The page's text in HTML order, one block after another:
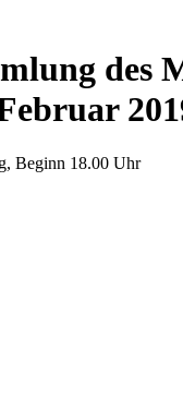
des
Beginn 18.00 Uhr